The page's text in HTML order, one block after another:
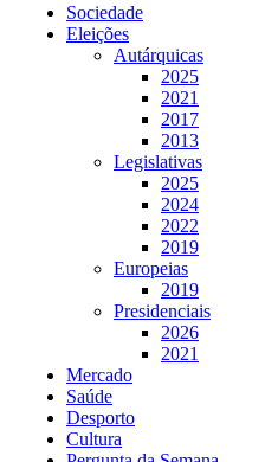
Sociedade
Eleições
Autárquicas
2025
2021
2017
2013
Legislativas
2025
2024
2022
2019
Europeias
2019
Presidenciais
2026
2021
Mercado
Saúde
Desporto
Cultura